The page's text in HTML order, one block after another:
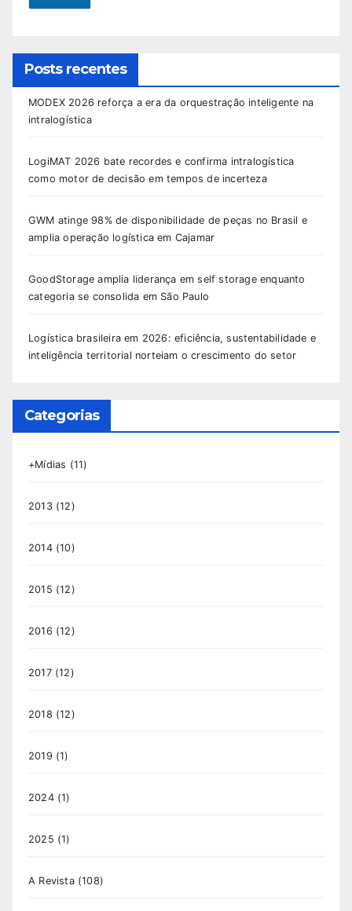
Posts recentes
MODEX 2026 reforça a era da orquestração inteligente na
intralogística
LogiMAT 2026 bate recordes e confirma intralogística
como motor de decisão em tempos de incerteza
GWM atinge 98% de disponibilidade de peças no Brasil e
amplia operação logística em Cajamar
GoodStorage amplia liderança em self storage enquanto
categoria se consolida em São Paulo
Logística brasileira em 2026: eficiência, sustentabilidade e
inteligência territorial norteiam o crescimento do setor
Categorias
+Mídias (11)
2013(12)
2014(10)
2015 (12)
2016 (12)
2017(12)
2018 (12)
2019 (1)
2024(1)
2025 (1)
A Revista(108)